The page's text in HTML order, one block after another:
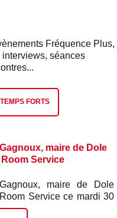
Fréquence Plus,
séances
FORTS
maire de Dole
Service
maire de Dole
Service ce mardi 30
évoquer l'accueil d'une